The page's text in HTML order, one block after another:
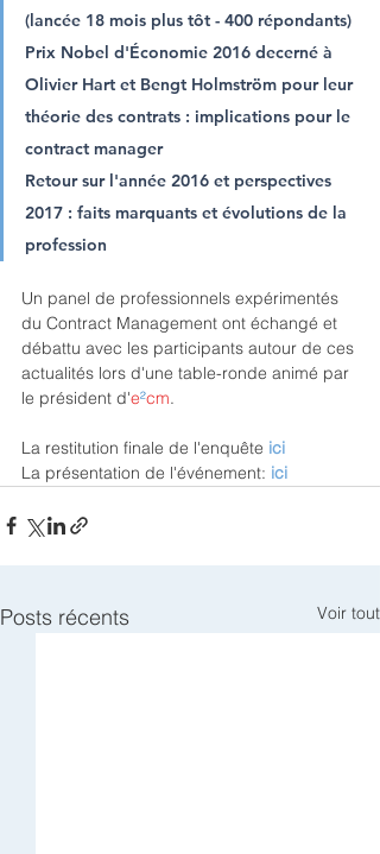
(lancée 18 mois plus tôt - 400 répondants)
Prix Nobel d'Économie 2016 decerné à
Olivier Hart et Bengt Holmström pour leur
théorie des contrats : implications pour le
contract manager
Retour sur l'année 2016 et perspectives
2017 : faits marquants et évolutions de la
profession
Un panel de professionnels expérimentés
du Contract Management ont échangé et
débattu avec les participants autour de ces
actualités lors d'une table-ronde animé par
le président d'e²cm.
La restitution finale de l'enquête ici
La présentation de l'événement: ici
Posts récents Voir tout